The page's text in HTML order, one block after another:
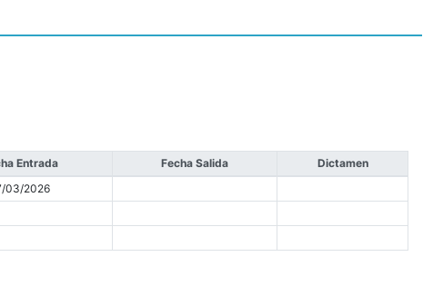
Entrada Fecha Salida
Dictamen
03/2026